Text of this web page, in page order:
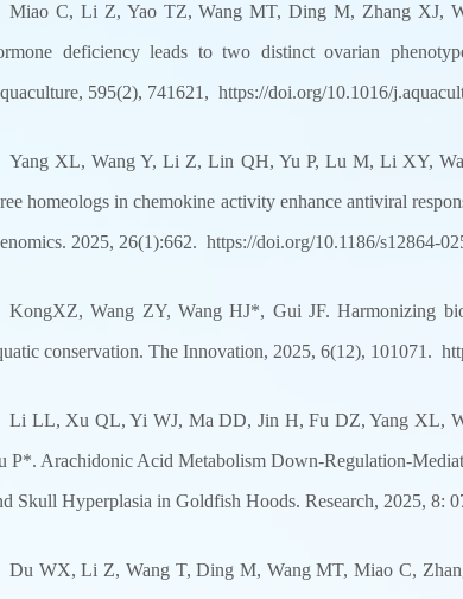
Miao C, Li Z, Yao TZ, Wang MT, Ding M, Zhang XJ,
deficiency leads to two distinct ovarian
595(2), 741621, https://doi.org/10.1016/
Yang XL, Wang Y, Li Z, Lin QH, Yu P, Lu M, Li XY,
homeologs in chemokine activity enhance antiviral
2025, 26(1):662. https://doi.org/10.1186/s12864-
KongXZ, Wang ZY, Wang HJ*, Gui JF. Harmonizing
conservation. The Innovation, 2025, 6(12), 101071.
Li LL, Xu QL, Yi WJ, Ma DD, Jin H, Fu DZ, Yang XL,
P*. Arachidonic Acid Metabolism Down-Regulation-
Skull Hyperplasia in Goldfish Hoods. Research, 2025, 8:
Du WX, Li Z, Wang T, Ding M, Wang MT, Miao C,